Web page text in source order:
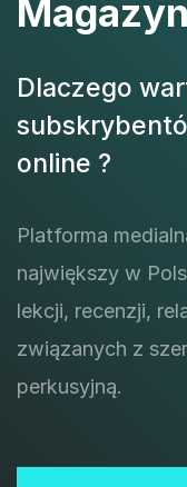
Dlaczego
online ?
Platforma
największy w
lekcji, recenzji,
związanych z
perkusyjną.